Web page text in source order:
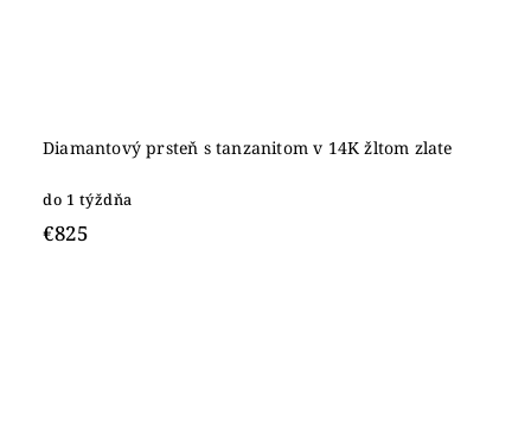
Diamantový prsteň s tanzanitom v 14K žltom zlate
do 1 týždňa
€825